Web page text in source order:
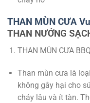
THAN MÙN CƯA
THAN NƯỚNG
THAN MÙN CƯA
Than mùn cưa là
không gây hại cho
cháy lâu và ít tàn.